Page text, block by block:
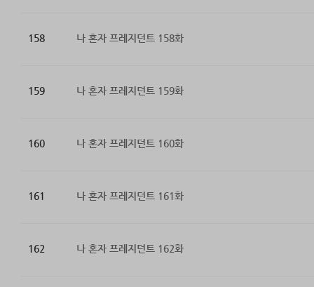
158 나 혼자 프레지던트 158화
159 나 혼자 프레지던트 159화
160 나 혼자 프레지던트 160화
161 나 혼자 프레지던트 161화
162 나 혼자 프레지던트 162화